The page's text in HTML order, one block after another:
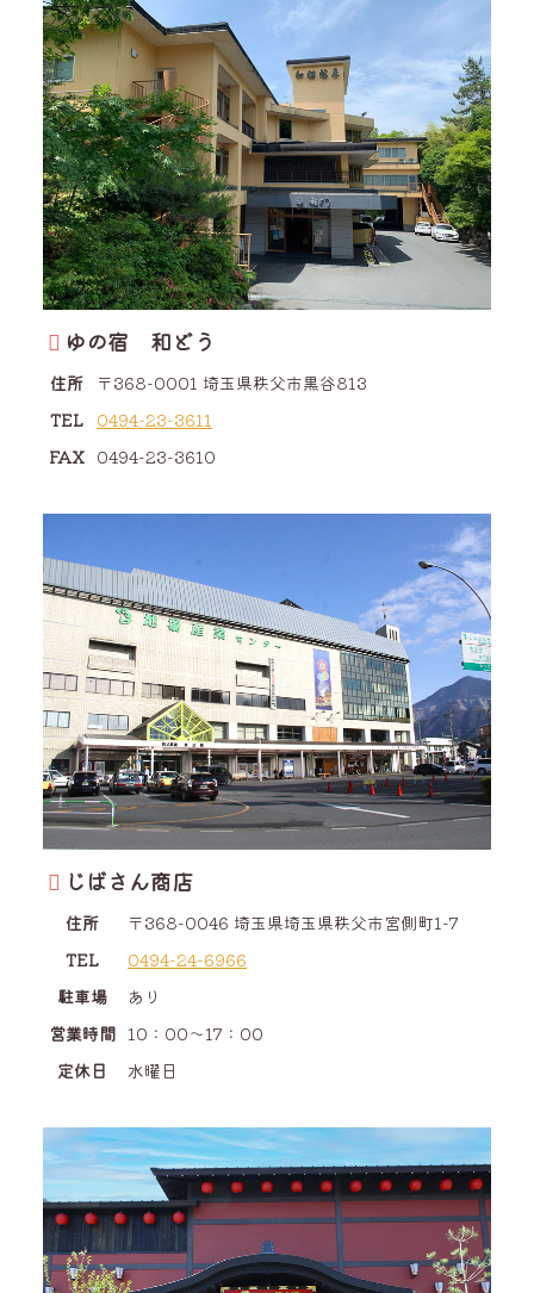
ゆの宿 和どう
住所 〒368-0001 埼玉県秩父市黒谷813
TEL 0494-23-3611
FAX 0494-23-3610
じばさん商店
住所 〒368-0046 埼玉県埼玉県秩父市宮側町1-7
TEL
0494-24-6966
駐車場
あり
営業時間 10：00～17：00
定休日
水曜日